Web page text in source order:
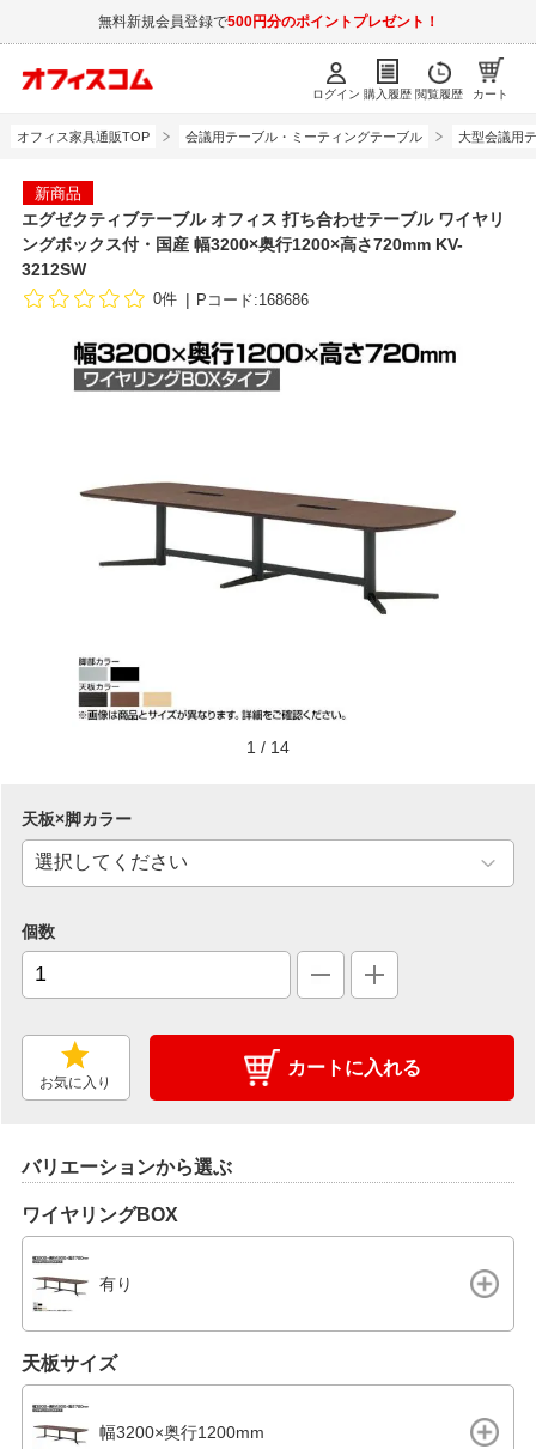
無料新規会員登録で500円分のポイントプレゼント！
ログイン 購入履歴 閲覧履歴 カート
オフィス家具通販TOP 会議用テーブル・ミーティングテーブル 大型会議用
新商品
エグゼクティブテーブル オフィス 打ち合わせテーブル ワイヤリ
ングボックス付・国産 幅3200×奥行1200×高さ720mm KV-
3212SW
0件 Pコード:168686
1 / 14
天板×脚カラー
個数
お気に入り
カートに入れる
バリエーションから選ぶ
ワイヤリングBOX
有り
天板サイズ
幅3200×奥行1200mm